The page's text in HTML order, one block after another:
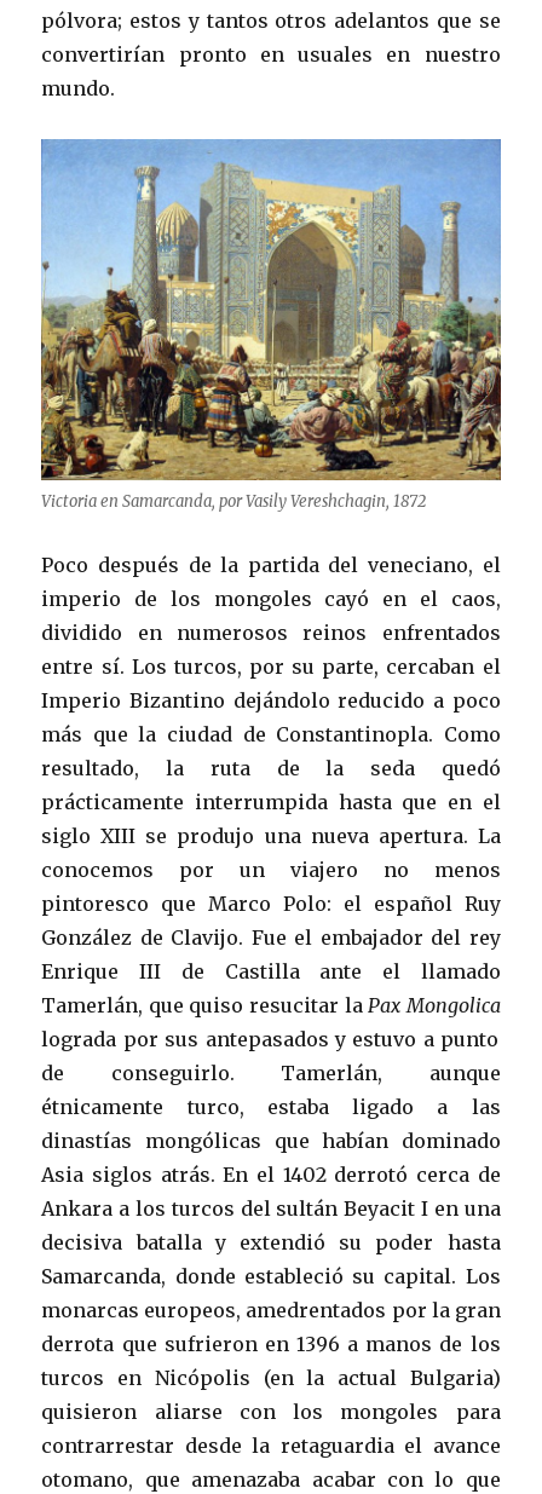
pólvora; estos y tantos otros adelantos que se
convertirían pronto en usuales en nuestro
mundo.
Victoria en Samarcanda, por Vasily Vereshchagin, 1872
Poco después de la partida del veneciano, el
imperio de los mongoles cayó en el caos,
dividido en numerosos reinos enfrentados
entre sí. Los turcos, por su parte, cercaban el
Imperio Bizantino dejándolo reducido a poco
más que la ciudad de Constantinopla. Como
resultado, la ruta de la seda quedó
prácticamente interrumpida hasta que en el
siglo XIII se produjo una nueva apertura. La
conocemos por un viajero no menos
pintoresco que Marco Polo: el español Ruy
González de Clavijo. Fue el embajador del rey
Enrique III de Castilla ante el llamado
Tamerlán, que quiso resucitar laPax Mongolica
lograda por sus antepasados y estuvo a punto
de conseguirlo. Tamerlán, aunque
étnicamente turco, estaba ligado a las
dinastías mongólicas que habían dominado
Asia siglos atrás. En el 1402 derrotó cerca de
Ankara a los turcos del sultán Beyacit I en una
decisiva batalla y extendió su poder hasta
Samarcanda, donde estableció su capital. Los
monarcas europeos, amedrentados por la gran
derrota que sufrieron en 1396 a manos de los
turcos en Nicópolis (en la actual Bulgaria)
quisieron aliarse con los mongoles para
contrarrestar desde la retaguardia el avance
otomano, que amenazaba acabar con lo que